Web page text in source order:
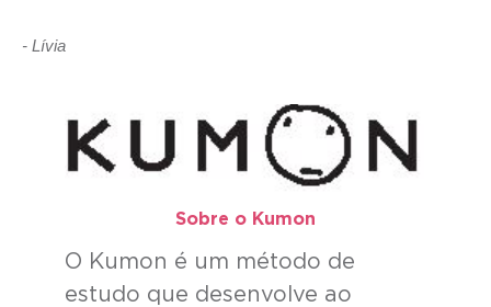
- Lívia
Sobre o Kumon​
O Kumon é um método de
estudo que desenvolve ao